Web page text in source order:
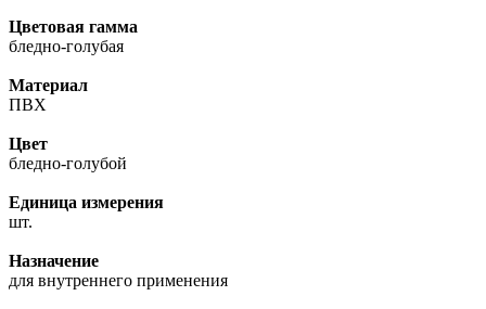
Цветовая гамма
бледно-голубая
Материал
ПВХ
Цвет
бледно-голубой
Единица измерения
шт.
Назначение
для внутреннего применения